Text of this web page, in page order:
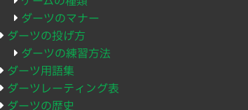
ダーツのマナー
ダーツの投げ方
ダーツの練習方法
ダーツ用語集
ダーツレーティング表
ダーツの歴史